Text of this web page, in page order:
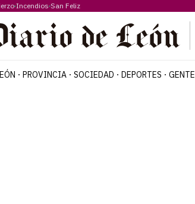
Incendios San Feliz
PROVINCIA SOCIEDAD DEPORTES GENTE